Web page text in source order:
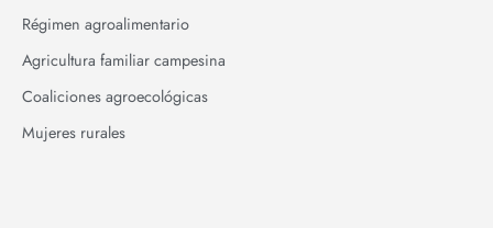
Régimen agroalimentario
Agricultura familiar campesina
Coaliciones agroecológicas
Mujeres rurales